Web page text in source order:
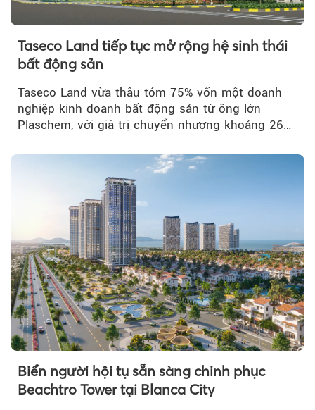
Taseco Land tiếp tục mở rộng hệ sinh thái
bất động sản
Taseco Land vừa thâu tóm 75% vốn một doanh
nghiệp kinh doanh bất động sản từ ông lớn
Plaschem, với giá trị chuyển nhượng khoảng 262
Biển người hội tụ sẵn sàng chinh phục
Beachtro Tower tại Blanca City